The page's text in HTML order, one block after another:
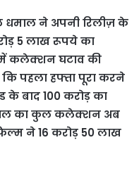
धमाल ने अपनी रिलीज़ के
5 लाख रूपये का
कलेक्शन घटाव की
पहला हफ्ता पूरा करने
बाद 100 करोड़ का
का कुल कलेक्शन अब
ने 16 करोड़ 50 लाख